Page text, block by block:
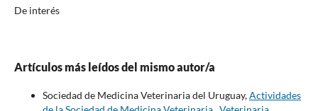
De interés
Artículos más leídos del mismo autor/a
Sociedad de Medicina Veterinaria del Uruguay,Actividades